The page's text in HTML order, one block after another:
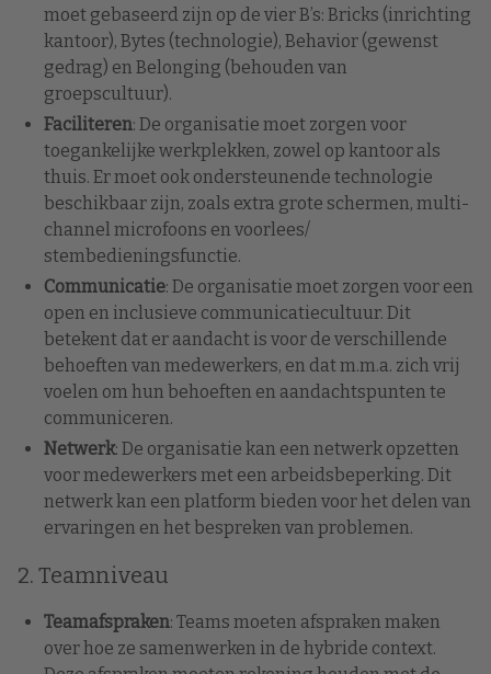
moet gebaseerd zijn op de vier B’s: Bricks (inrichting
kantoor), Bytes (technologie), Behavior (gewenst
gedrag) en Belonging (behouden van
groepscultuur).
Faciliteren: De organisatie moet zorgen voor
toegankelijke werkplekken, zowel op kantoor als
thuis. Er moet ook ondersteunende technologie
beschikbaar zijn, zoals extra grote schermen, multi-
channel microfoons en voorlees/
stembedieningsfunctie.
Communicatie: De organisatie moet zorgen voor een
open en inclusieve communicatiecultuur. Dit
betekent dat er aandacht is voor de verschillende
behoeften van medewerkers, en dat m.m.a. zich vrij
voelen om hun behoeften en aandachtspunten te
communiceren.
Netwerk: De organisatie kan een netwerk opzetten
voor medewerkers met een arbeidsbeperking. Dit
netwerk kan een platform bieden voor het delen van
ervaringen en het bespreken van problemen.
2. Teamniveau
Teamafspraken: Teams moeten afspraken maken
over hoe ze samenwerken in de hybride context.